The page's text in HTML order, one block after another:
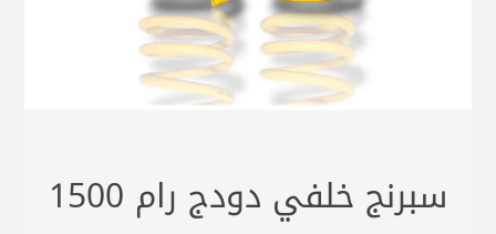
سبرنج خلفي دودج رام 1500